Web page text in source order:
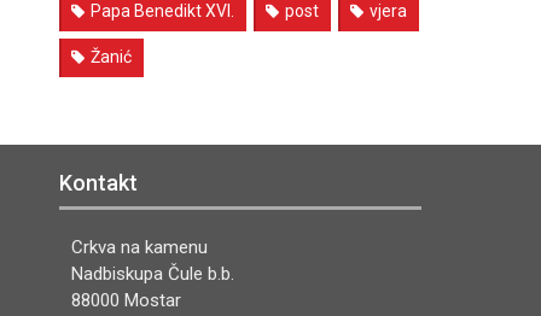
Papa Benedikt XVI. post vjera
Žanić
Kontakt
Crkva na kamenu
Nadbiskupa Čule b.b.
88000 Mostar